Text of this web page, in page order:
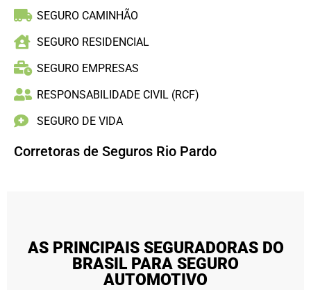
SEGURO CAMINHÃO
SEGURO RESIDENCIAL
SEGURO EMPRESAS
RESPONSABILIDADE CIVIL (RCF)
SEGURO DE VIDA
Corretoras de Seguros Rio Pardo
AS PRINCIPAIS SEGURADORAS DO
BRASIL PARA SEGURO
AUTOMOTIVO